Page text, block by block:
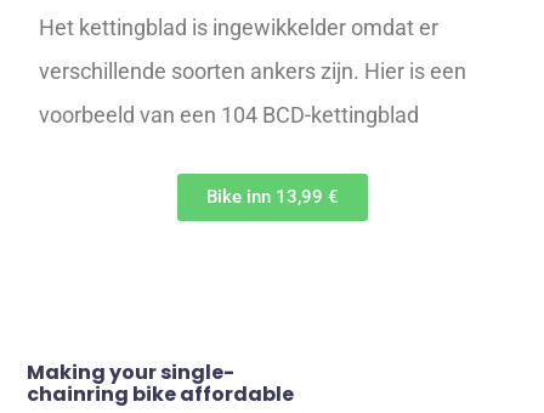
Het kettingblad is ingewikkelder omdat er
verschillende soorten ankers zijn. Hier is een
voorbeeld van een 104 BCD-kettingblad
Bike inn 13,99 €
Making your single-
chainring bike affordable